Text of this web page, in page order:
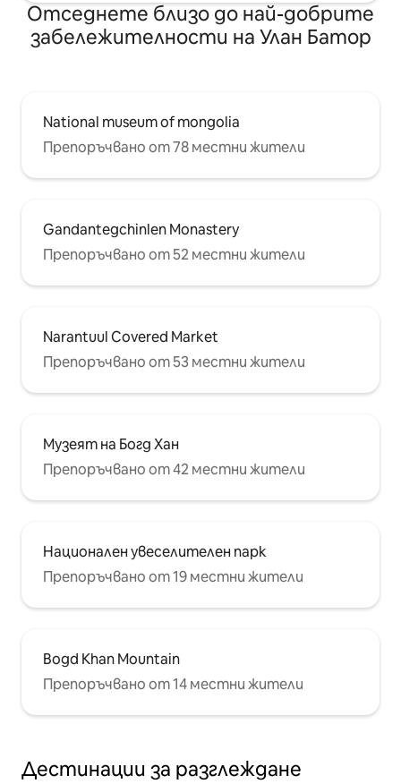
Отседнете близо до най-добрите
забележителности на Улан Батор
National museum of mongolia
Препоръчвано от 78 местни жители
Gandantegchinlen Monastery
Препоръчвано от 52 местни жители
Narantuul Covered Market
Препоръчвано от 53 местни жители
Музеят на Богд Хан
Препоръчвано от 42 местни жители
Национален увеселителен парк
Препоръчвано от 19 местни жители
Bogd Khan Mountain
Препоръчвано от 14 местни жители
Дестинации за разглеждане